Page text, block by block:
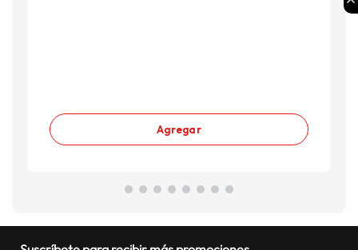
Agregar